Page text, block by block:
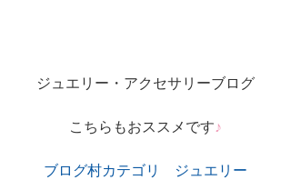
ジュエリー・アクセサリーブログ
こちらもおススメです♪
ブログ村カテゴリ　ジュエリー